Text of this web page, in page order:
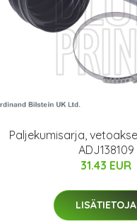
Paljekumisarja,
ADJ138109
31.43 EUR
LISÄTIETOJA